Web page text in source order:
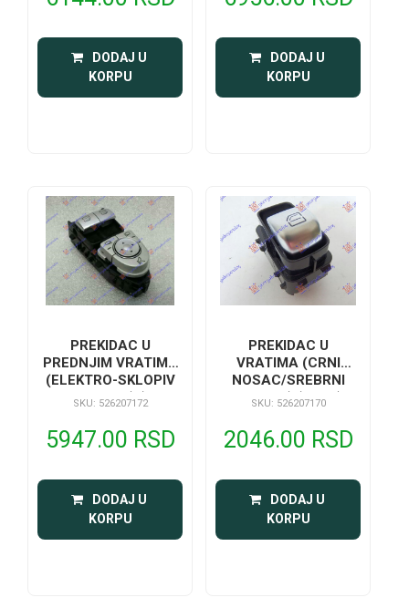
DODAJ U
KORPU
DODAJ U
KORPU
PREKIDAC U
PREDNJIM VRATIMA
(ELEKTRO-SKLOPIV
RETROVIZOR) (CRNI
(3 PIN)
SKU: 526207172
5947.00 RSD
DODAJ U
KORPU
PREKIDAC U
VRATIMA (CRNI
NOSAC/SREBRNI
TASTER) (4 PIN)
SKU: 526207170
2046.00 RSD
DODAJ U
KORPU